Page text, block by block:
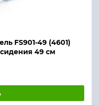
FS901-49 (4601)
49 см